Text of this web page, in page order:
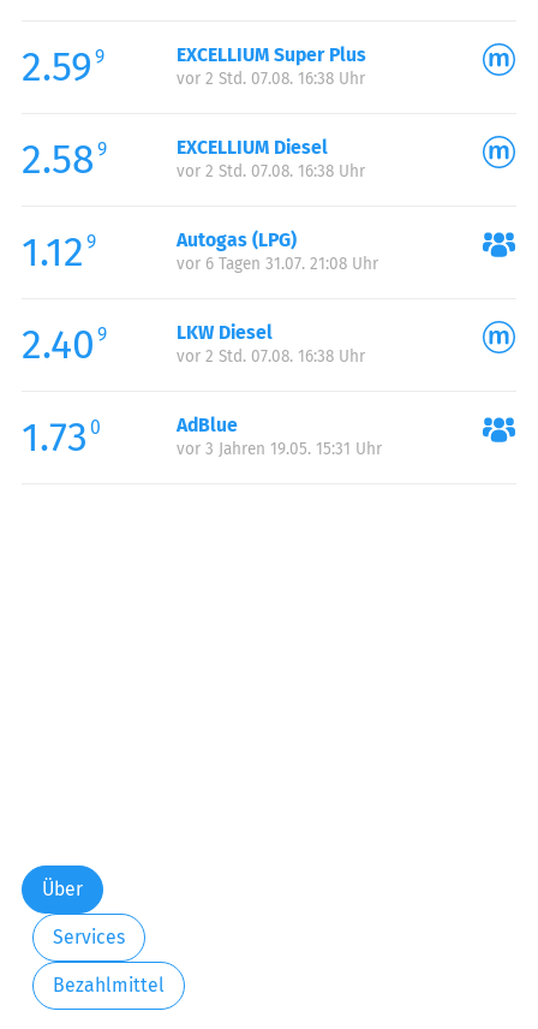
2.59 9 EXCELLIUM Super Plus
vor 2 Std. 07.08. 16:38 Uhr
2.58 9 EXCELLIUM Diesel
vor 2 Std. 07.08. 16:38 Uhr
1.12 9 Autogas (LPG)
vor 6 Tagen 31.07. 21:08 Uhr
2.40 9 LKW Diesel
vor 2 Std. 07.08. 16:38 Uhr
1.73 0 AdBlue
vor 3 Jahren 19.05. 15:31 Uhr
Über
Services
Bezahlmittel